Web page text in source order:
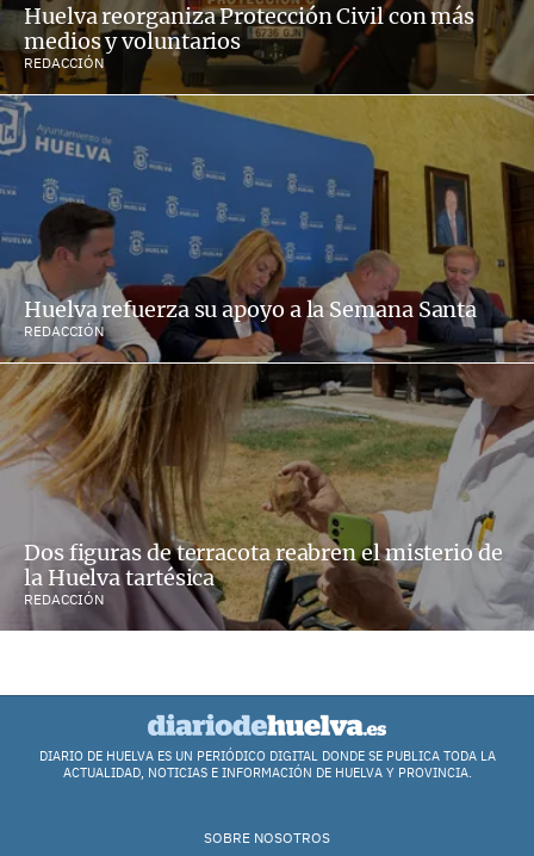
Huelva reorganiza Protección Civil con más
medios y voluntarios
REDACCIÓN
Huelva refuerza su apoyo a la Semana Santa
REDACCIÓN
Dos figuras de terracota reabren el misterio de
la Huelva tartésica
REDACCIÓN
DIARIO DE HUELVA ES UN PERIÓDICO DIGITAL DONDE SE PUBLICA TODA LA
ACTUALIDAD, NOTICIAS E INFORMACIÓN DE HUELVA Y PROVINCIA.
SOBRE NOSOTROS